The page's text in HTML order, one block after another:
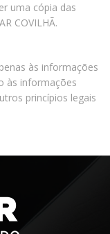
uma cópia das
COVILHÃ.
às informações
às informações
princípios legais